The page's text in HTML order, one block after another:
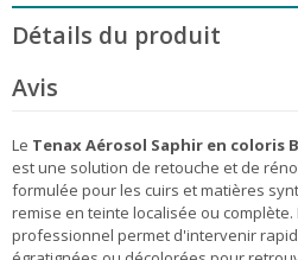
Détails du produit
Avis
Le Tenax Aérosol Saphir en coloris
est une solution de retouche et de
formulée pour les cuirs et matières
remise en teinte localisée ou
professionnel permet d'intervenir